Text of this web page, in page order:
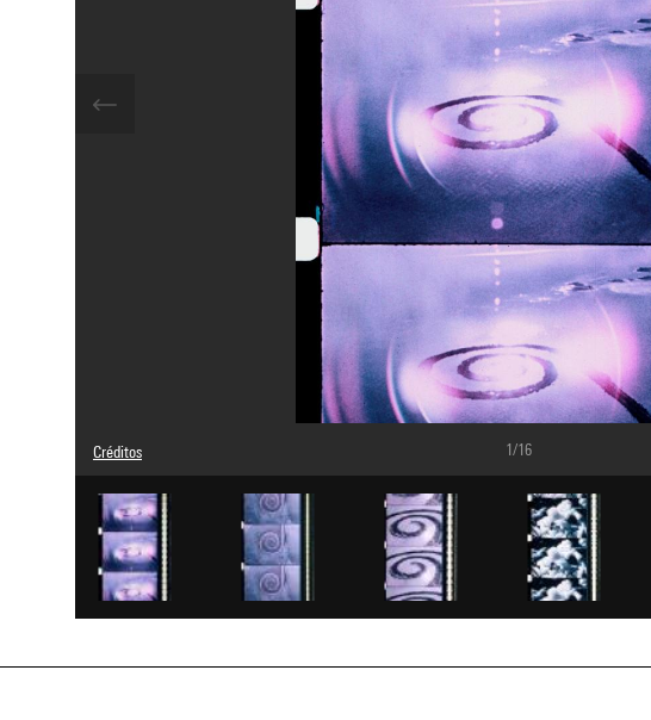
Créditos
Leyenda : Photogrammes
© Adagp, Paris
Créditos fotográficos : Centre Pompidou, MNAM-CCI/Service de la documentation
Referencia de la imagen : 4N11951
Difusión de la imagen :
GrandPalaisRmnPhoto
1/16